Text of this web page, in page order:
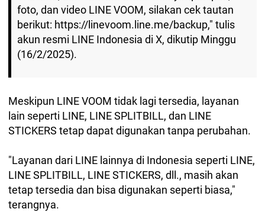
foto, dan video LINE VOOM, silakan cek tautan
berikut: https://linevoom.line.me/backup," tulis
akun resmi LINE Indonesia di X, dikutip Minggu
(16/2/2025).
Meskipun LINE VOOM tidak lagi tersedia, layanan
lain seperti LINE, LINE SPLITBILL, dan LINE
STICKERS tetap dapat digunakan tanpa perubahan.
"Layanan dari LINE lainnya di Indonesia seperti LINE,
LINE SPLITBILL, LINE STICKERS, dll., masih akan
tetap tersedia dan bisa digunakan seperti biasa,"
terangnya.